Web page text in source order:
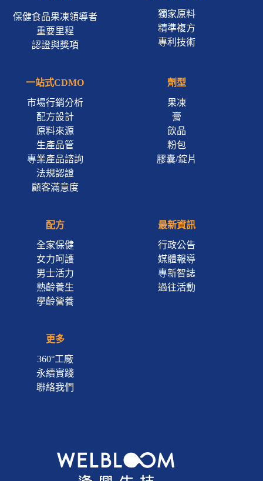
保健食品果凍領導者
重要里程
認證與獎項
獨家原料
精準複方
專利技術
一站式CDMO
市場行銷分析
配方設計
原料來源
生產品管
專業產品諮詢
法規認證
顧客滿意度
劑型
果凍
膏
飲品
粉包
膠囊/錠片
配方
全家保健
女力呵護
男士活力
熟齡養生
學齡營養
最新資訊
行政公告
媒體報導
專新智誌
過往活動
更多
360°工廠
永續實踐
聯絡我們